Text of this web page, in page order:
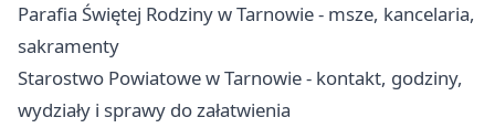
Parafia Świętej Rodziny w Tarnowie - msze, kancelaria,
sakramenty
Starostwo Powiatowe w Tarnowie - kontakt, godziny,
wydziały i sprawy do załatwienia